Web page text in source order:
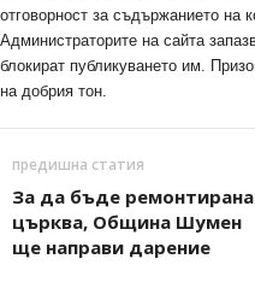
отговорност за съдържанието на
Администраторите на сайта
блокират публикуването им.
на добрия тон.
предишна статия
За да бъде ремонтирана
църква, Община Шумен
ще направи дарение